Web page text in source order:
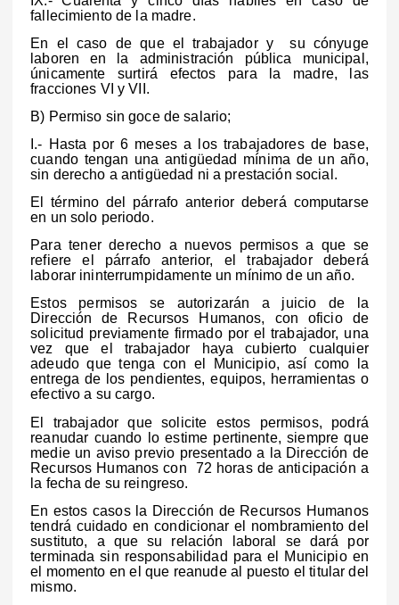
fallecimiento de la madre.
En el caso de que el trabajador y su cónyuge
laboren en la administración pública municipal,
únicamente surtirá efectos para la madre, las
fracciones VI y VII.
B) Permiso sin goce de salario;
I.- Hasta por 6 meses a los trabajadores de base,
cuando tengan una antigüedad mínima de un año,
sin derecho a antigüedad ni a prestación social.
El término del párrafo anterior deberá computarse
en un solo periodo.
Para tener derecho a nuevos permisos a que se
refiere el párrafo anterior, el trabajador deberá
laborar ininterrumpidamente un mínimo de un año.
Estos permisos se autorizarán a juicio de la
Dirección de Recursos Humanos, con oficio de
solicitud previamente firmado por el trabajador, una
vez que el trabajador haya cubierto cualquier
adeudo que tenga con el Municipio, así como la
entrega de los pendientes, equipos, herramientas o
efectivo a su cargo.
El trabajador que solicite estos permisos, podrá
reanudar cuando lo estime pertinente, siempre que
medie un aviso previo presentado a la Dirección de
Recursos Humanos con 72 horas de anticipación a
la fecha de su reingreso.
En estos casos la Dirección de Recursos Humanos
tendrá cuidado en condicionar el nombramiento del
sustituto, a que su relación laboral se dará por
terminada sin responsabilidad para el Municipio en
el momento en el que reanude al puesto el titular del
mismo.